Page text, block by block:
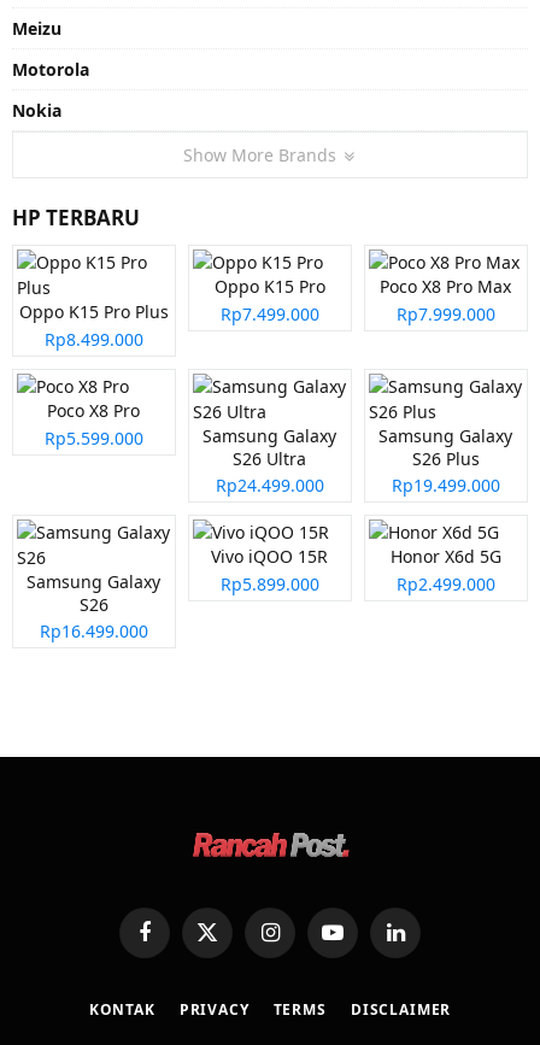
Meizu
Motorola
Nokia
Show More Brands
HP TERBARU
Oppo K15 Pro Plus
Rp8.499.000
Oppo K15 Pro
Rp7.499.000
Poco X8 Pro Max
Rp7.999.000
Poco X8 Pro
Rp5.599.000
Samsung Galaxy
S26 Ultra
Rp24.499.000
Samsung Galaxy
S26 Plus
Rp19.499.000
Samsung Galaxy
S26
Rp16.499.000
Vivo iQOO 15R
Rp5.899.000
Honor X6d 5G
Rp2.499.000
FacebookX
(Twitter)
InstagramYouTubeLinkedIn
KONTAK PRIVACY TERMS DISCLAIMER